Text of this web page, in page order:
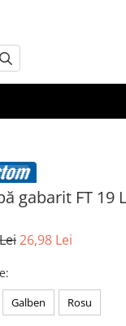
gabarit FT 19
26,98 Lei
:
Galben Rosu